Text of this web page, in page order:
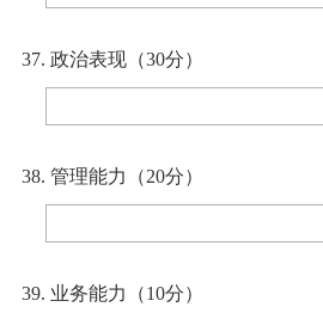
37. 政治表现（30分）
38. 管理能力（20分）
39. 业务能力（10分）